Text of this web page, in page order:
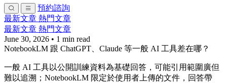
預約諮詢
最新文章 熱門文章
最新文章 熱門文章
June 30, 2026 • 1 min read
NotebookLM 跟 ChatGPT、Claude 等一般 AI 工具差在哪？
一般 AI 工具以公開訓練資料為基礎回答，可能引用範圍廣但
難以追溯；NotebookLM 限定於使用者上傳的文件，回答帶